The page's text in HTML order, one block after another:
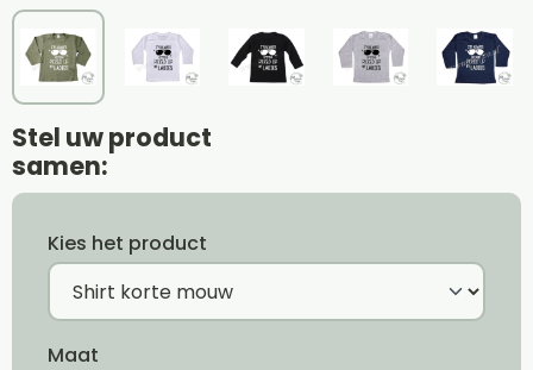
Stel uw product
samen:
Kies het product
Maat